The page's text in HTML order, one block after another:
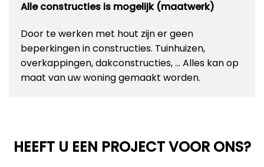
Alle constructies is mogelijk (maatwerk)
Door te werken met hout zijn er geen
beperkingen in constructies. Tuinhuizen,
overkappingen, dakconstructies, … Alles kan op
maat van uw woning gemaakt worden.
HEEFT U EEN PROJECT VOOR ONS?